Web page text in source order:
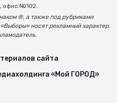
офис №102.
®, а также под рубриками
носят рекламный характер.
сайта
«Мой ГОРОД»